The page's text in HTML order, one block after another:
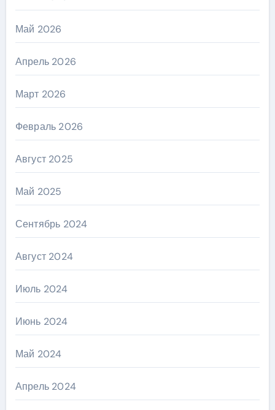
Май 2026
Апрель 2026
Март 2026
Февраль 2026
Август 2025
Май 2025
Сентябрь 2024
Август 2024
Июль 2024
Июнь 2024
Май 2024
Апрель 2024